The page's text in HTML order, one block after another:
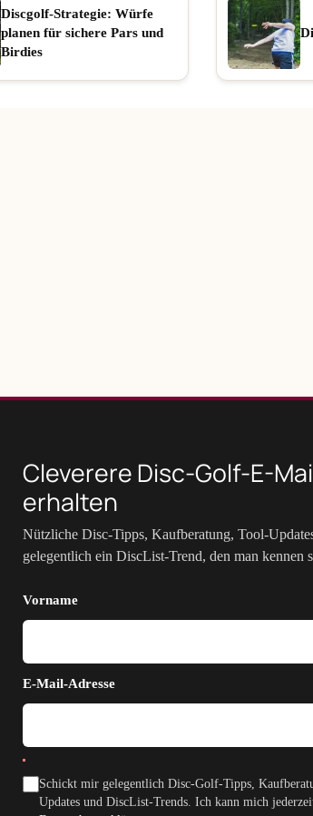
Discgolf-Strategie: Würfe
planen für sichere Pars und
Birdies
Cleverere Disc-Golf-E-
erhalten
Nützliche Disc-Tipps, Kaufberatung, Tool-
gelegentlich ein DiscList-Trend, den man kennen
Vorname
E-Mail-Adresse
Schickt mir gelegentlich Disc-Golf-Tipps,
Updates und DiscList-Trends. Ich kann mich